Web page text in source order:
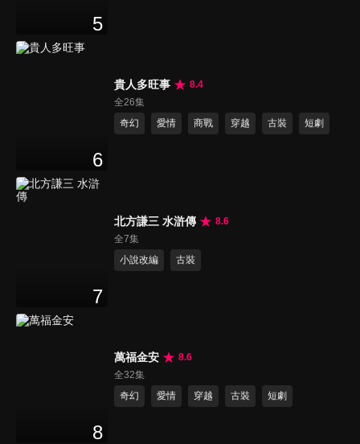
5
6
貴人多旺事
8.4
全26集
奇幻
愛情 商戰 穿越 古裝 短劇
7
北方謙三 水滸傳
8.6
全7集
小說改編
古裝
8
萬福金安
8.6
全32集
奇幻
愛情 穿越 古裝 短劇